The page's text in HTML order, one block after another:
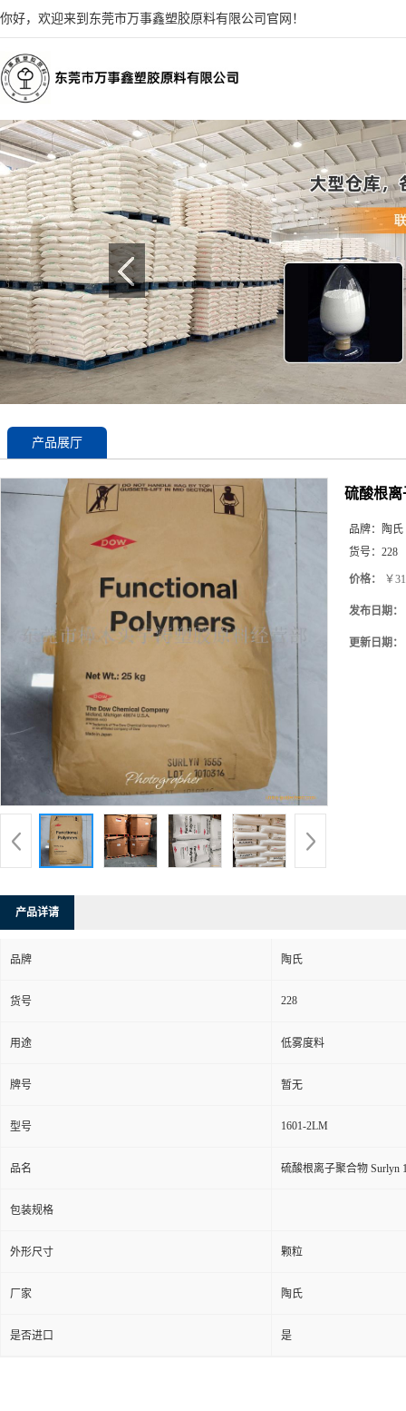
你好，欢迎来到东莞市万事鑫塑胶原料有限公司官网！
产品展厅
硫酸根离
品牌：
陶氏
货号： 228
价格： ￥
发布日期：
更新日期：
产品详请
品牌 陶氏
货号 228
用途 低雾度料
牌号 暂无
型号 1601-2LM
品名 硫酸根离子聚合物 Surlyn
包装规格
外形尺寸 颗粒
厂家 陶氏
是否进口 是